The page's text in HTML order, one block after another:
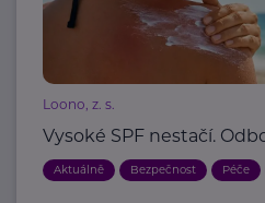
Loono, z. s.
Vysoké SPF nestačí.
Aktuálně Bezpečnost Péče